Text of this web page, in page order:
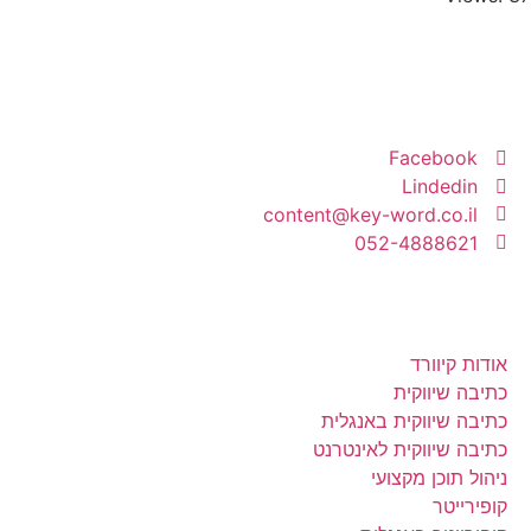
Facebook
Lindedin
content@key-word.co.il
052-4888621
אודות קיוורד
כתיבה שיווקית
כתיבה שיווקית באנגלית
כתיבה שיווקית לאינטרנט
ניהול תוכן מקצועי
קופירייטר